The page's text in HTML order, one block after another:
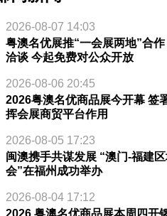
2026-08-07 14:03
粤澳名优展推“一会展两地”合
洽谈 今起免费对公众开放
2026-08-06 20:45
2026粤澳名优商品展今开幕 签
挥会展商贸平台作用
2026-08-05 17:23
闽澳携手共谋发展 “澳门-福建
会”在福州成功举办
2026-08-04 17:12